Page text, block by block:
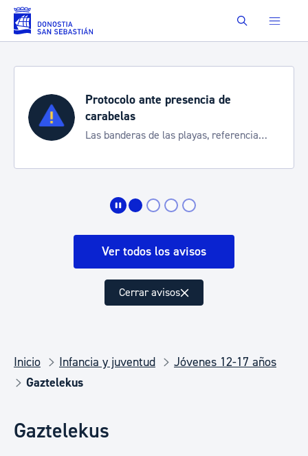
Saltar al contenido principal Buscar
Protocolo ante presencia de
carabelas
Las banderas de las playas, referencia
Ver todos los avisos
Cerrar avisos
Inicio Infancia y juventud
Jóvenes 12-17 años
Gaztelekus
Gaztelekus